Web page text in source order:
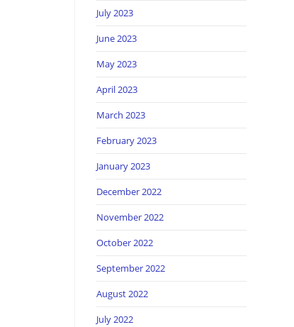
July 2023
June 2023
May 2023
April 2023
March 2023
February 2023
January 2023
December 2022
November 2022
October 2022
September 2022
August 2022
July 2022